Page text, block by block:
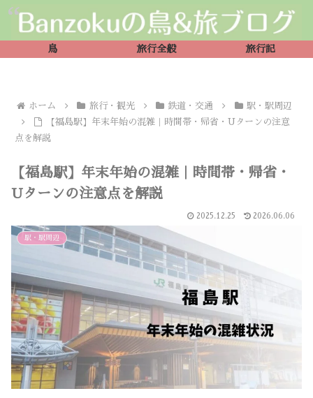
鳥 旅行全般 旅行記
ホーム 旅行・観光 鉄道・交通
駅・駅周辺
【福島駅】年末年始の混雑｜時間帯・帰省・Uターンの注意
点を解説
【福島駅】年末年始の混雑｜時間帯・帰省・
Uターンの注意点を解説
2025.12.25 2026.06.06
駅・駅周辺